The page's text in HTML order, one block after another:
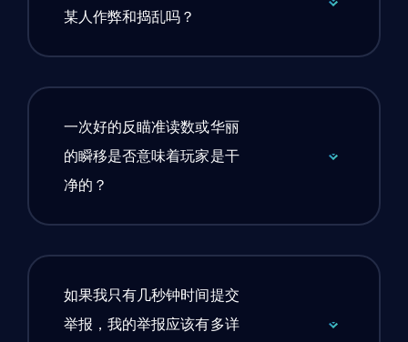
某人作弊和捣乱吗？
一次好的反瞄准读数或华丽
的瞬移是否意味着玩家是干
净的？
如果我只有几秒钟时间提交
举报，我的举报应该有多详